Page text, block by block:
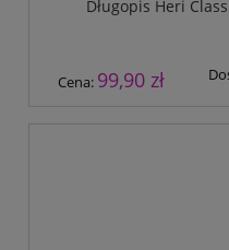
Długopis Heri
Cena: 99,90 zł